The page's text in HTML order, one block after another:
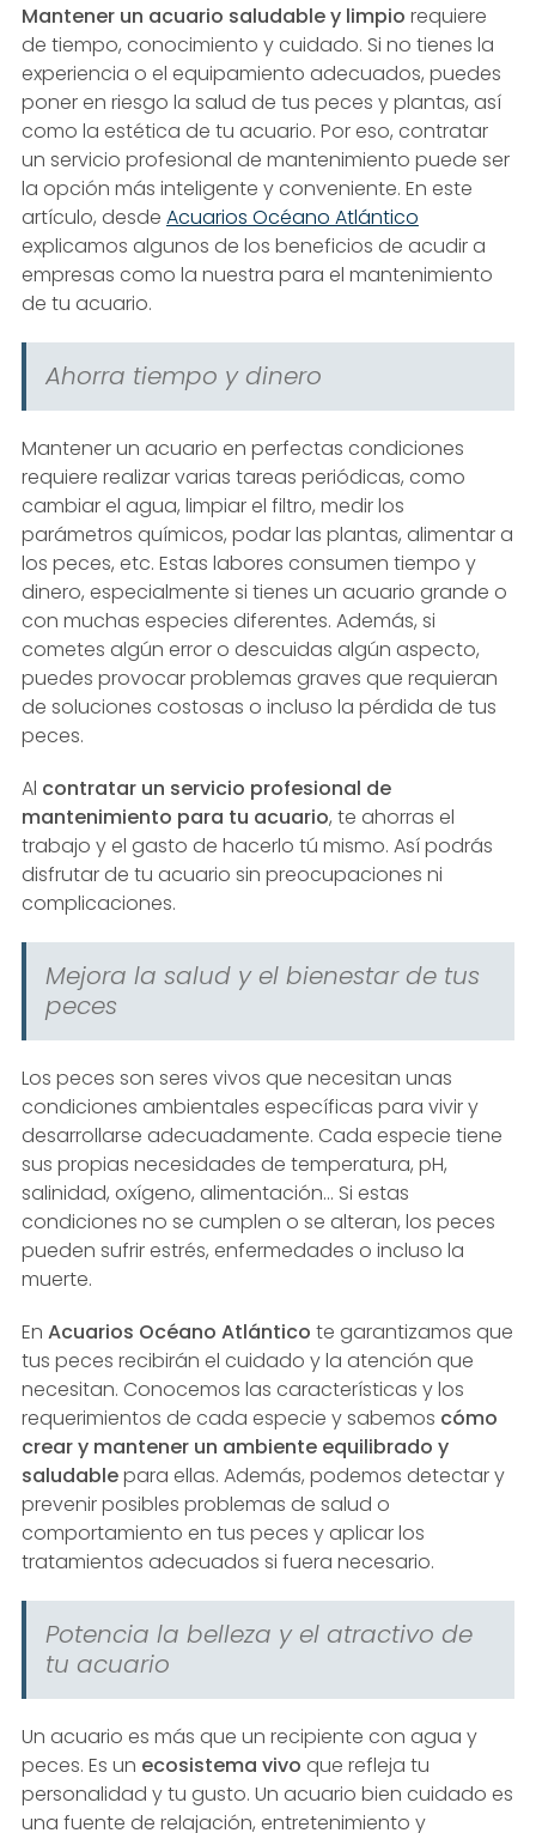
Mantener un acuario saludable y limpio requiere
de tiempo, conocimiento y cuidado. Si no tienes la
experiencia o el equipamiento adecuados, puedes
poner en riesgo la salud de tus peces y plantas, así
como la estética de tu acuario. Por eso, contratar
un servicio profesional de mantenimiento puede ser
la opción más inteligente y conveniente. En este
artículo, desde Acuarios Océano Atlántico
explicamos algunos de los beneficios de acudir a
empresas como la nuestra para el mantenimiento
de tu acuario.
Ahorra tiempo y dinero
Mantener un acuario en perfectas condiciones
requiere realizar varias tareas periódicas, como
cambiar el agua, limpiar el filtro, medir los
parámetros químicos, podar las plantas, alimentar a
los peces, etc. Estas labores consumen tiempo y
dinero, especialmente si tienes un acuario grande o
con muchas especies diferentes. Además, si
cometes algún error o descuidas algún aspecto,
puedes provocar problemas graves que requieran
de soluciones costosas o incluso la pérdida de tus
peces.
Al contratar un servicio profesional de
mantenimiento para tu acuario, te ahorras el
trabajo y el gasto de hacerlo tú mismo. Así podrás
disfrutar de tu acuario sin preocupaciones ni
complicaciones.
Mejora la salud y el bienestar de tus
peces
Los peces son seres vivos que necesitan unas
condiciones ambientales específicas para vivir y
desarrollarse adecuadamente. Cada especie tiene
sus propias necesidades de temperatura, pH,
salinidad, oxígeno, alimentación... Si estas
condiciones no se cumplen o se alteran, los peces
pueden sufrir estrés, enfermedades o incluso la
muerte.
En Acuarios Océano Atlántico te garantizamos que
tus peces recibirán el cuidado y la atención que
necesitan. Conocemos las características y los
requerimientos de cada especie y sabemos cómo
crear y mantener un ambiente equilibrado y
saludablepara ellas. Además, podemos detectar y
prevenir posibles problemas de salud o
comportamiento en tus peces y aplicar los
tratamientos adecuados si fuera necesario.
Potencia la belleza y el atractivo de
tu acuario
Un acuario es más que un recipiente con agua y
peces. Es un ecosistema vivo que refleja tu
personalidad y tu gusto. Un acuario bien cuidado es
una fuente de relajación, entretenimiento y